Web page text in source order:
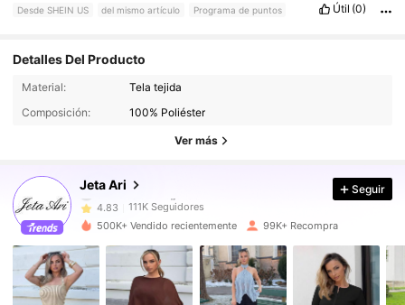
Desde SHEIN US del mismo artículo Programa de puntos Útil (0)
Detalles Del Producto
Material:
Tela tejida
Composición:
100% Poliéster
Ver más
Jeta Ari
111K Seguidores
111K Seguidores
4.83 111K Seguidores
111K Seguidores
Seguir
500K+ Vendido recientemente 99K+ Recompra